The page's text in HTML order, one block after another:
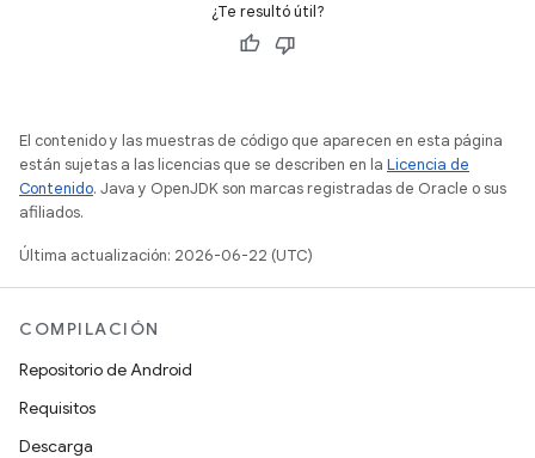
¿Te resultó útil?
El contenido y las muestras de código que aparecen en esta página
están sujetas a las licencias que se describen en la Licencia de
Contenido. Java y OpenJDK son marcas registradas de Oracle o sus
afiliados.
Última actualización: 2026-06-22 (UTC)
COMPILACIÓN
Repositorio de Android
Requisitos
Descarga